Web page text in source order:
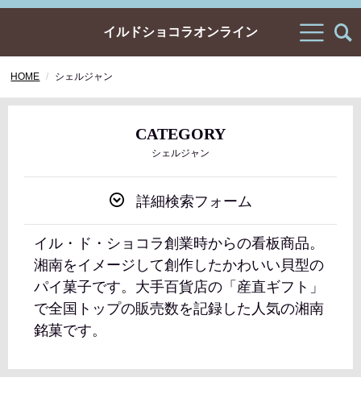
イルドショコラオンライン
HOME シェルジャン
CATEGORY
シェルジャン
詳細検索フォーム
イル・ド・ショコラ創業時からの看板商品。
湘南をイメージして創作したかわいい貝型の
パイ菓子です。大手百貨店の「産直ギフト」
で全国トップの販売数を記録した人気の湘南
銘菓です。